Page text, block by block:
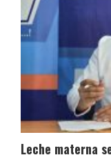
Leche materna